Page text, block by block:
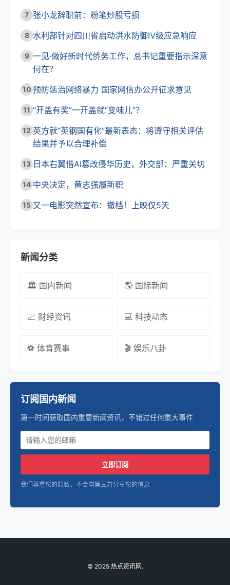
7 张小龙辞职前：粉笔炒股亏损
8 水利部针对四川省启动洪水防御Ⅳ级应急响应
9 一见·做好新时代侨务工作，总书记重要指示深意
何在？
10 预防惩治网络暴力 国家网信办公开征求意见
11 “开盖有奖”一开盖就“变味儿”？
12 英方就“英钢国有化”最新表态：将遵守相关评估
结果并予以合理补偿
13 日本右翼借AI篡改侵华历史，外交部：严重关切
14 中央决定，黄志强履新职
15 又一电影突然宣布：撤档！上映仅5天
新闻分类
🏛️ 国内新闻 🌎 国际新闻
📈 财经资讯 💻 科技动态
⚽ 体育赛事 🎬 娱乐八卦
订阅国内新闻
第一时间获取国内重要新闻资讯，不错过任何重大事件
立即订阅
我们尊重您的隐私，不会向第三方分享您的信息
© 2025 热点资讯网.